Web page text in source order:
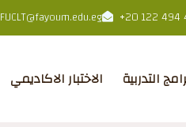
+20 122 494
FUCLT@fayoum.edu.eg
التدربية الاختبار الاكاديمي